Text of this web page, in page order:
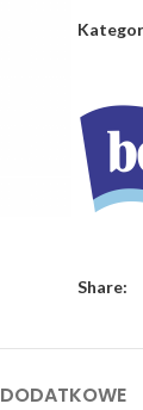
Share: